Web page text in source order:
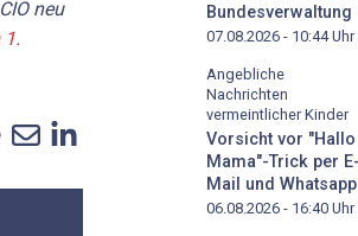
neu
1.
Bundesverwaltung
07.08.2026 - 10:44Uhr
Angebliche
Nachrichten
vermeintlicher Kinder
Vorsicht vor "Hallo
Mama"-Trick per E-
Mail und Whatsapp
06.08.2026 - 16:40 Uhr